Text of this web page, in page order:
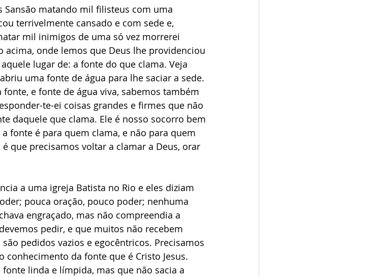
Sansão matando mil filisteus com uma
terrivelmente cansado e com sede e,
mil inimigos de uma só vez morrerei
acima, onde lemos que Deus lhe providenciou
lugar de: a fonte do que clama. Veja
uma fonte de água para lhe saciar a sede.
e fonte de água viva, sabemos também
te-ei coisas grandes e firmes que não
daquele que clama. Ele é nosso socorro bem
fonte é para quem clama, e não para quem
que precisamos voltar a clamar a Deus, orar
a uma igreja Batista no Rio e eles diziam
pouca oração, pouco poder; nenhuma
engraçado, mas não compreendia a
pedir, e que muitos não recebem
pedidos vazios e egocêntricos. Precisamos
da fonte que é Cristo Jesus.
linda e límpida, mas que não sacia a